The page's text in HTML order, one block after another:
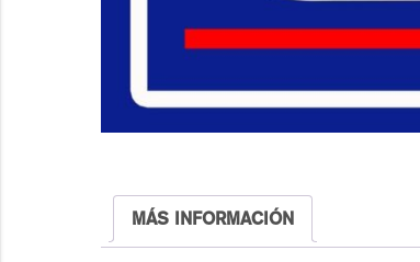
MÁS INFORMACIÓN